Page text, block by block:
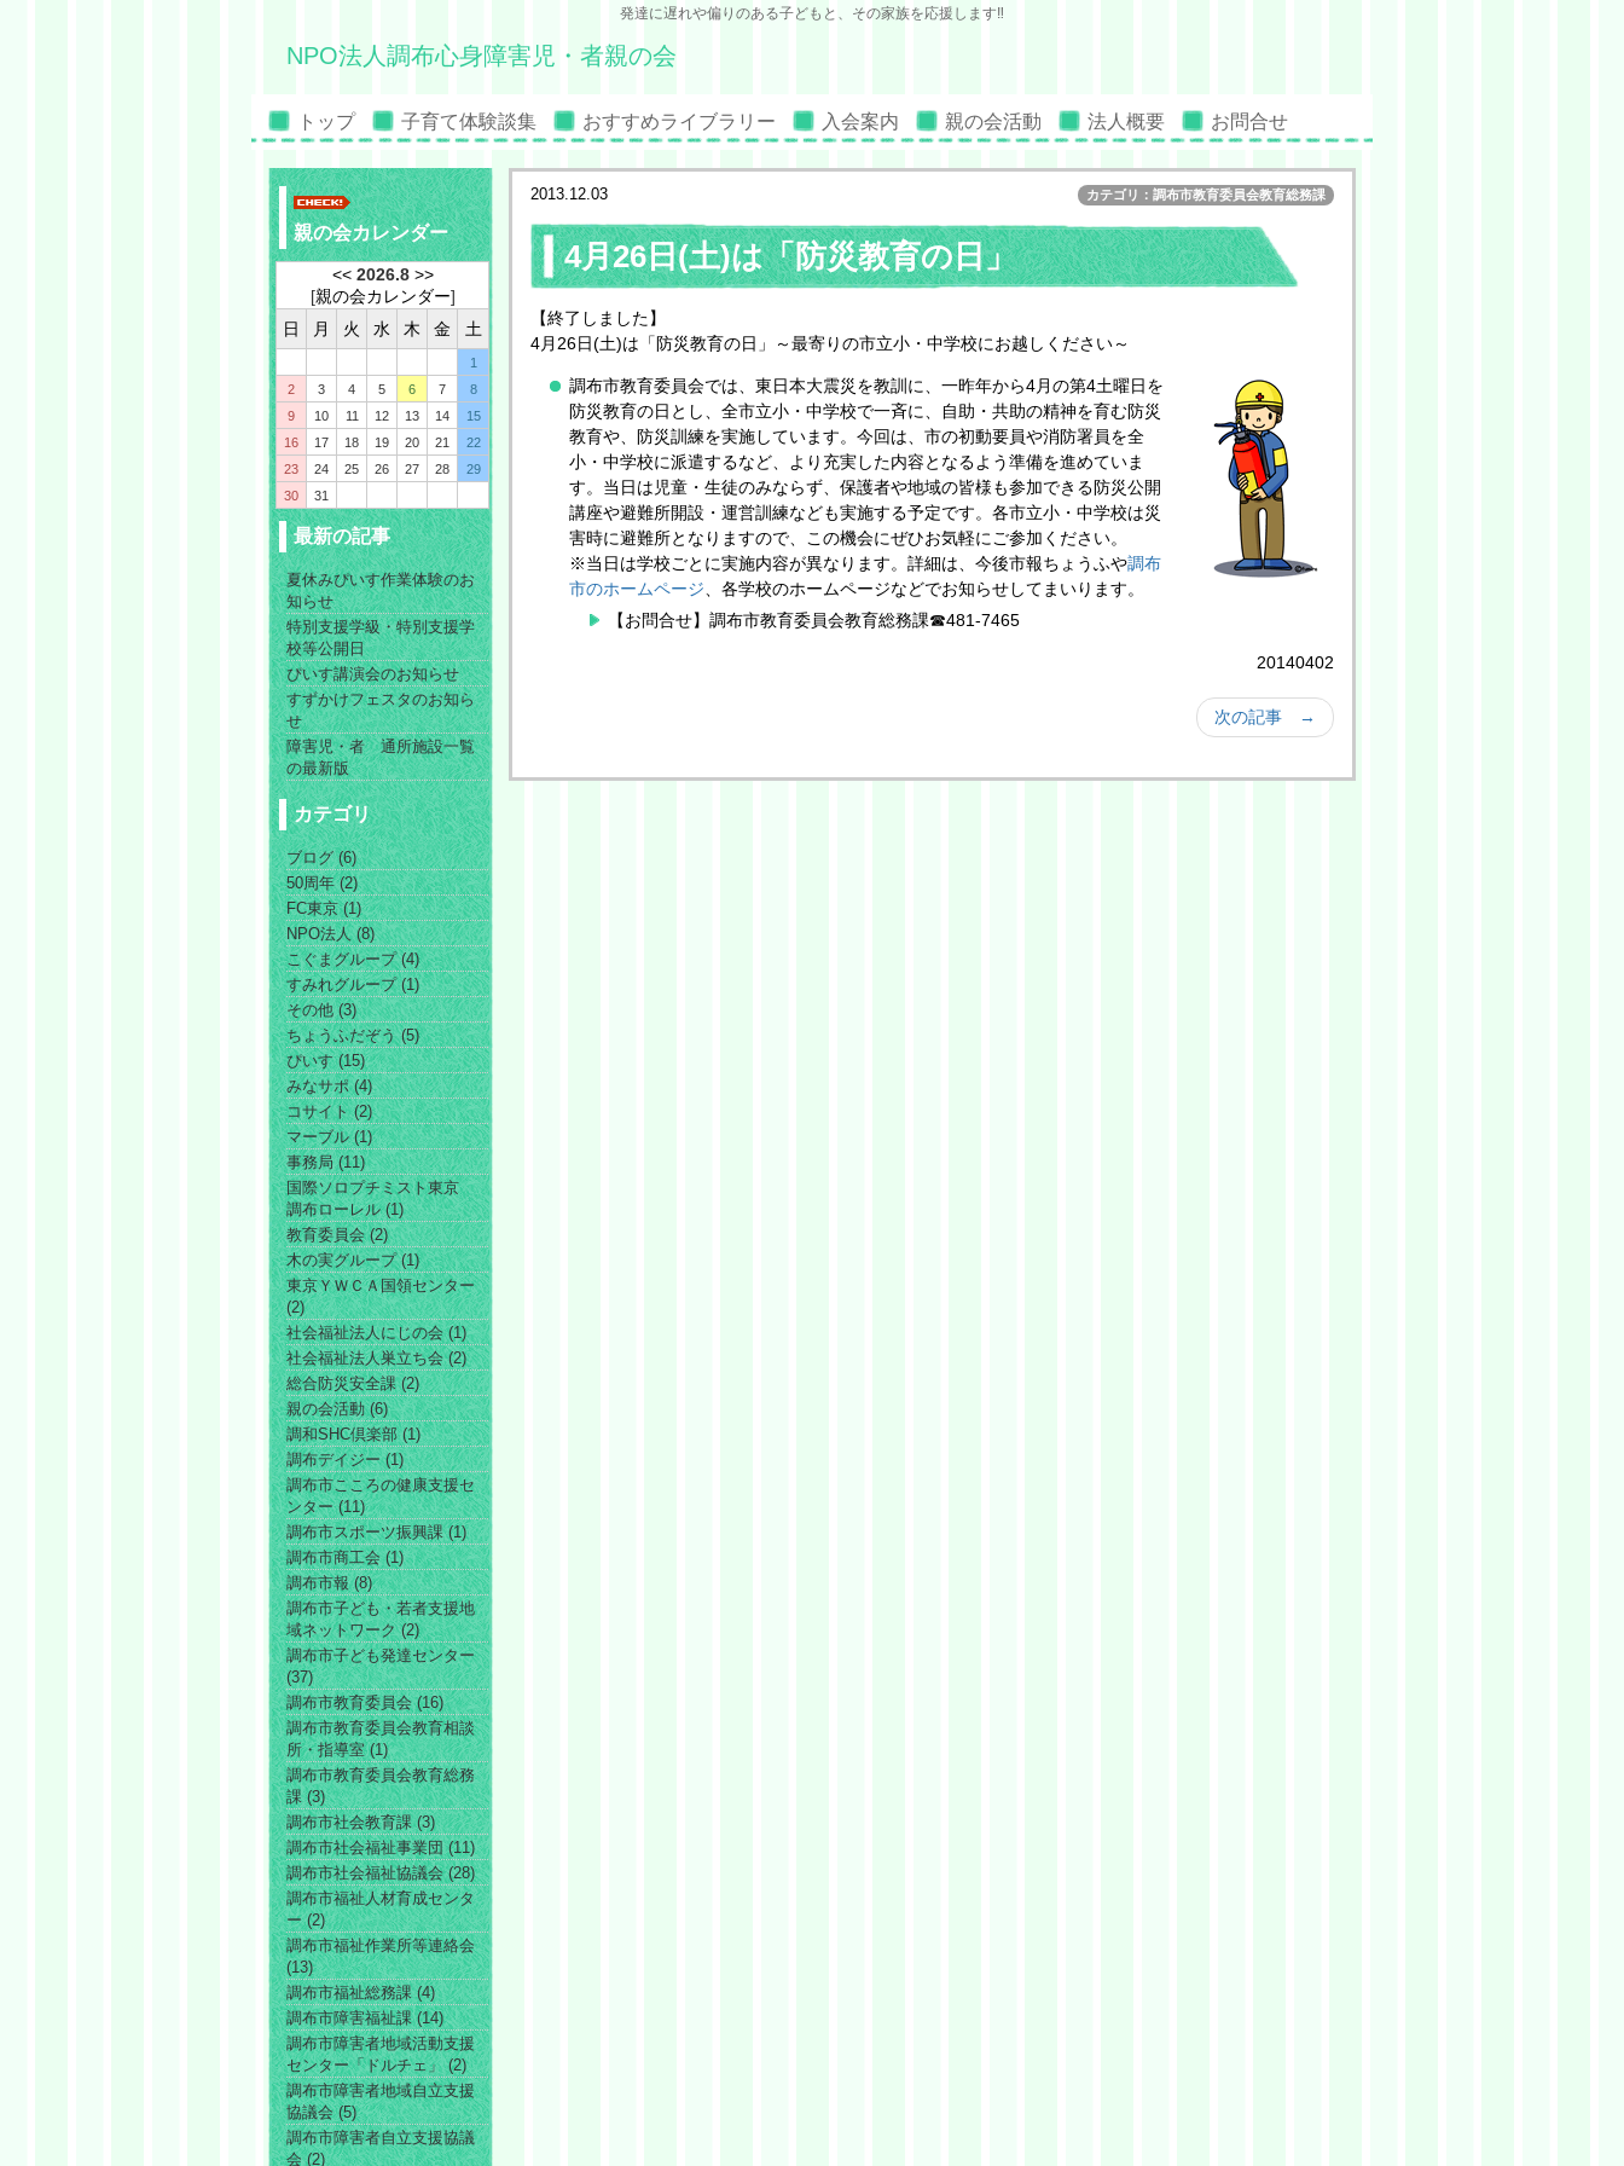
発達に遅れや偏りのある子どもと、その家族を応援します‼
NPO法人調布心身障害児・者親の会
トップ 子育て体験談集 おすすめライブラリー 入会案内 親の会活動 法人概要 お問合せ
2013.12.03 カテゴリ：調布市教育委員会教育総務課
4月26日(土)は「防災教育の日」
【終了しました】
4月26日(土)は「防災教育の日」～最寄りの市立小・中学校にお越しください～
調布市教育委員会では、東日本大震災を教訓に、一昨年から4月の第4土曜日を
防災教育の日とし、全市立小・中学校で一斉に、自助・共助の精神を育む防災
教育や、防災訓練を実施しています。今回は、市の初動要員や消防署員を全
小・中学校に派遣するなど、より充実した内容となるよう準備を進めていま
す。当日は児童・生徒のみならず、保護者や地域の皆様も参加できる防災公開
講座や避難所開設・運営訓練なども実施する予定です。各市立小・中学校は災
害時に避難所となりますので、この機会にぜひお気軽にご参加ください。
※当日は学校ごとに実施内容が異なります。詳細は、今後市報ちょうふや調布
市のホームページ 、各学校のホームページなどでお知らせしてまいります。
【お問合せ】調布市教育委員会教育総務課☎481-7465
20140402
次の記事 →
親の会カレンダー
<< 2026.8 >>
[親の会カレンダー]
日
月 火 水 木 金 土
1
2
3 4 5 6 7
8
9
10 11 12 13 14
15
16
17 18 19 20 21
22
23
24 25 26 27 28
29
30
31
最新の記事
夏休みぴいす作業体験のお
知らせ
特別支援学級・特別支援学
校等公開日
ぴいす講演会のお知らせ
すずかけフェスタのお知ら
せ
障害児・者 通所施設一覧
の最新版
カテゴリ
ブログ (6)
50周年 (2)
FC東京 (1)
NPO法人 (8)
こぐまグループ (4)
すみれグループ (1)
その他 (3)
ちょうふだぞう (5)
ぴいす (15)
みなサポ (4)
コサイト (2)
マーブル (1)
事務局 (11)
国際ソロプチミスト東京
調布ローレル (1)
教育委員会 (2)
木の実グループ (1)
東京ＹＷＣＡ国領センター
(2)
社会福祉法人にじの会 (1)
社会福祉法人巣立ち会 (2)
総合防災安全課 (2)
親の会活動 (6)
調和SHC倶楽部 (1)
調布デイジー (1)
調布市こころの健康支援セ
ンター (11)
調布市スポーツ振興課 (1)
調布市商工会 (1)
調布市報 (8)
調布市子ども・若者支援地
域ネットワーク (2)
調布市子ども発達センター
(37)
調布市教育委員会 (16)
調布市教育委員会教育相談
所・指導室 (1)
調布市教育委員会教育総務
課 (3)
調布市社会教育課 (3)
調布市社会福祉事業団 (11)
調布市社会福祉協議会 (28)
調布市福祉人材育成センタ
ー (2)
調布市福祉作業所等連絡会
(13)
調布市福祉総務課 (4)
調布市障害福祉課 (14)
調布市障害者地域活動支援
センター「ドルチェ」 (2)
調布市障害者地域自立支援
協議会 (5)
調布市障害者自立支援協議
会 (2)